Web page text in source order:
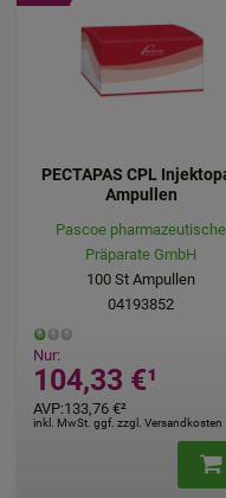
PECTAPAS CPL
Ampullen
Pascoe pharmazeutische
Präparate GmbH
100 St Ampullen
04193852
Nur:
104,33 €¹
AVP:133,76 €²
inkl. MwSt. ggf. zzgl. Versandkosten